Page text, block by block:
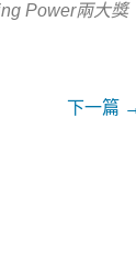
Power兩大獎
下一篇